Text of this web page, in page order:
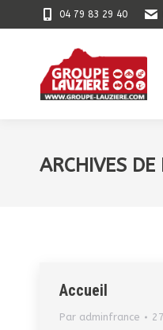
04 79 83 29 40
ARCHIVES DE
Accueil
Par adminfrance